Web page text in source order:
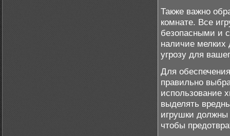
Также важно
комнате. Все
безопасными и
наличие мелких
угрозу для
Для
правильно
использование
выделять
игрушки должны
чтобы